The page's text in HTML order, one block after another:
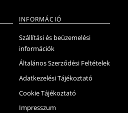
INFORMÁCIÓ
Szállítási és beüzemelési
információk
Általános Szerződési Feltételek
Adatkezelési Tájékoztató
Cookie Tájékoztató
Impresszum